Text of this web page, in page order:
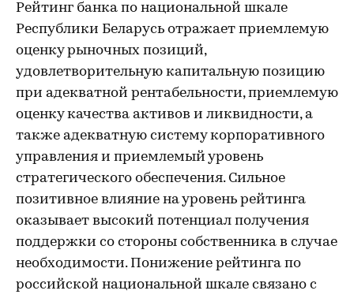
Рейтинг банка по национальной шкале
Республики Беларусь отражает приемлемую
оценку рыночных позиций,
удовлетворительную капитальную позицию
при адекватной рентабельности, приемлемую
оценку качества активов и ликвидности, а
также адекватную систему корпоративного
управления и приемлемый уровень
стратегического обеспечения. Сильное
позитивное влияние на уровень рейтинга
оказывает высокий потенциал получения
поддержки со стороны собственника в случае
необходимости. Понижение рейтинга по
российской национальной шкале связано с